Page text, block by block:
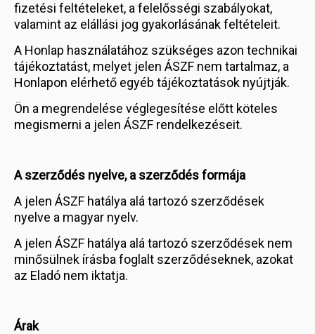
fizetési feltételeket, a felelősségi szabályokat,
valamint az elállási jog gyakorlásának feltételeit.
A Honlap használatához szükséges azon technikai
tájékoztatást, melyet jelen ÁSZF nem tartalmaz, a
Honlapon elérhető egyéb tájékoztatások nyújtják.
Ön a megrendelése véglegesítése előtt köteles
megismerni a jelen ÁSZF rendelkezéseit.
A szerződés nyelve, a szerződés formája
A jelen ÁSZF hatálya alá tartozó szerződések
nyelve a magyar nyelv.
A jelen ÁSZF hatálya alá tartozó szerződések nem
minősülnek írásba foglalt szerződéseknek, azokat
az Eladó nem iktatja.
Árak